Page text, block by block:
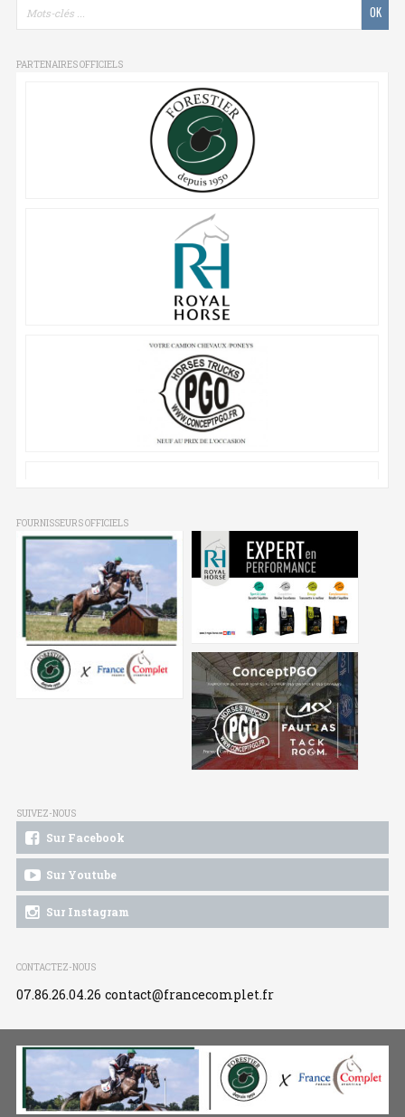
PARTENAIRES OFFICIELS
FOURNISSEURS OFFICIELS
SUIVEZ-NOUS
Sur Facebook
Sur Youtube
Sur Instagram
CONTACTEZ-NOUS
07.86.26.04.26 contact@francecomplet.fr